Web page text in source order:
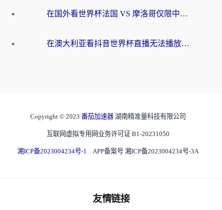
在国外看世界杯法国 VS 摩洛哥仅限中国大陆？别让地域限制拦下你的欢呼
在澳大利亚看抖音世界杯直播无法播放？海外党体育观赛终极指南来了！
Copyright © 2023 番茄加速器 湖南精准量科技有限公司
互联网虚拟专用网业务许可证 B1-20231050
湘ICP备2023004234号-1 APP备案号 湘ICP备2023004234号-3A
友情链接